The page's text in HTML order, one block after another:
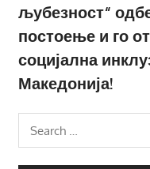
љубезност“
постоење и го
социјална
Македонија!